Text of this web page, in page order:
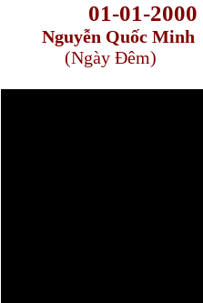
01-01-2000
Nguyễn Quốc Minh
(Ngày Đêm)